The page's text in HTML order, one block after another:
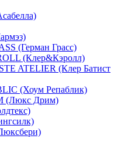
(Герман Грасс)
(Клер&Кэролл)
ATELIER (Клер Батист
(Хоум Репаблик)
(Люкс Дрим)